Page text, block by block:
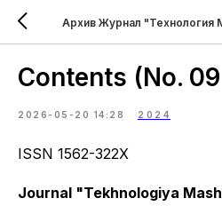
Архив Журнал "Технология
Contents (No.
2026-05-20 14:28 2024
ISSN 1562-322X
Journal "Tekhnologiya